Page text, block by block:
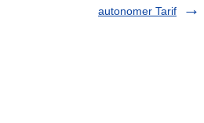
autonomer Tarif